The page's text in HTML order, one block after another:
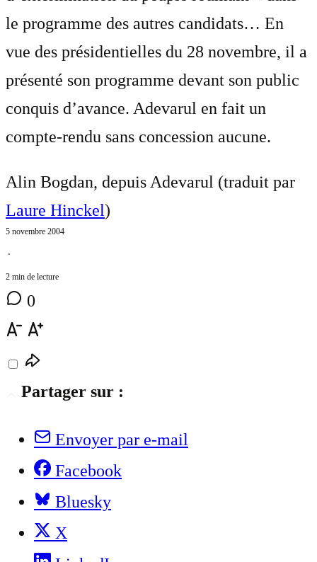
le programme des autres candidats… En
vue des présidentielles du 28 novembre, il a
présenté son programme devant son public
conquis d’avance. Adevarul en fait un
compte-rendu sans concession aucune.
Alin Bogdan, depuis Adevarul (traduit par
Laure Hinckel)
5 novembre 2004
⋅
2 min de lecture
0
Partager sur :
Envoyer par e-mail
Facebook
Bluesky
X